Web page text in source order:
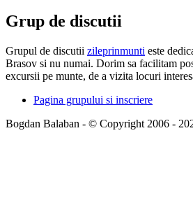
Grup de discutii
Grupul de discutii zileprinmunti este
Brasov si nu numai. Dorim sa facilitam
excursii pe munte, de a vizita locuri
Pagina grupului si inscriere
Bogdan Balaban - © Copyright 2006 -